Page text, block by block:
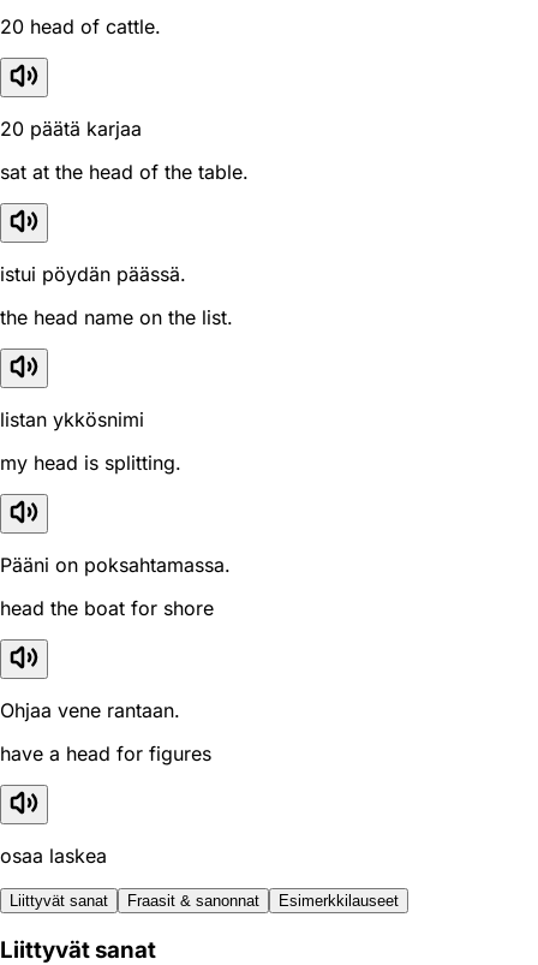
20 head of cattle.
20 päätä karjaa
sat at the head of the table.
istui pöydän päässä.
the head name on the list.
listan ykkösnimi
my head is splitting.
Pääni on poksahtamassa.
head the boat for shore
Ohjaa vene rantaan.
have a head for figures
osaa laskea
Liittyvät sanat Fraasit & sanonnat Esimerkkilauseet
Liittyvät sanat